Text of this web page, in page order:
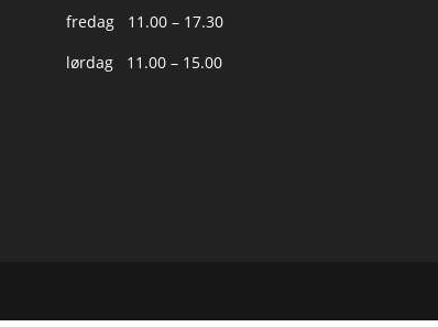
fredag 11.00 – 17.30
lørdag 11.00 – 15.00